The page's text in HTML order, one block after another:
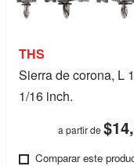
THS
Sierra de corona, L 1
1/16 inch.
a partir de
Comparar este